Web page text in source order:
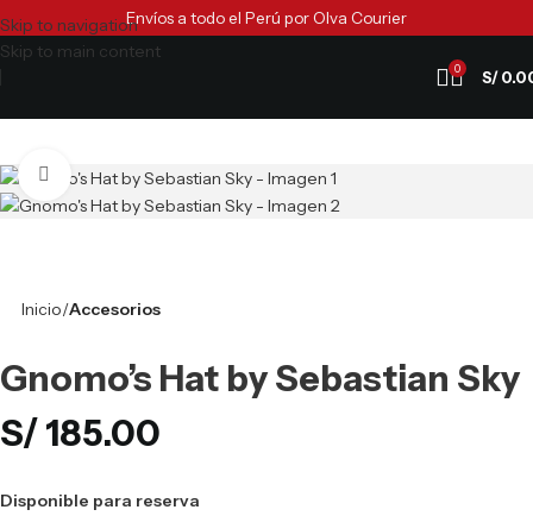
Skip to navigation
Skip to main content
Envíos a todo el Perú por Olva Courier
0 S/
Clic para ampliar
Inicio Accesorios
Gnomo’s Hat by Sebastian Sky
S/185.00
Disponible para reserva